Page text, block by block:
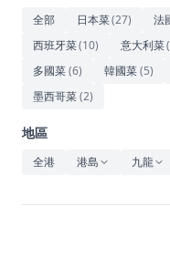
藝術文化
休閒
音樂
全部 日本菜(27) 法
西班牙菜(10) 意大利菜(
多國菜(6) 韓國菜(5)
墨西哥菜(2)
地區
全港 港島 九龍